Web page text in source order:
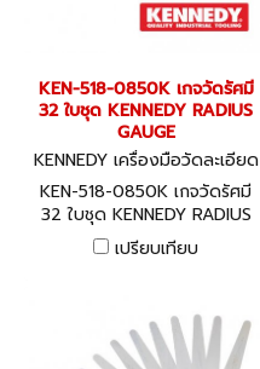
KEN-518-0850K เกจวัดรัศมี
32 ใบชุด KENNEDY RADIUS
GAUGE
KENNEDY เครื่องมือวัดละเอียด
KEN-518-0850K
KEN-518-0850K เกจวัดรัศมี
32 ใบชุด KENNEDY RADIUS
GAUGE
เปรียบเทียบ